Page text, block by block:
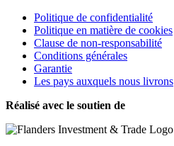
Politique de confidentialité
Politique en matière de cookies
Clause de non-responsabilité
Conditions générales
Garantie
Les pays auxquels nous livrons
Réalisé avec le soutien de